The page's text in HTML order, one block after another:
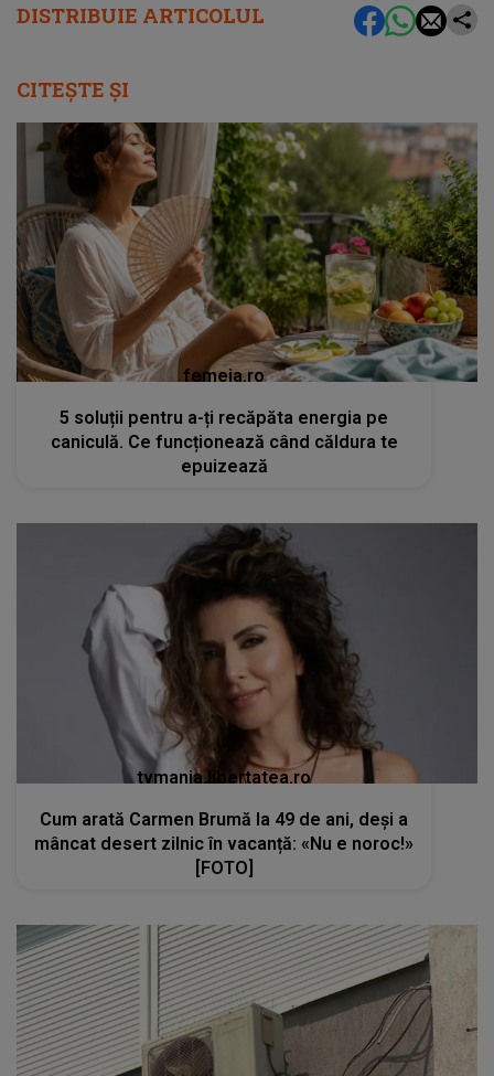
DISTRIBUIE ARTICOLUL
CITEȘTE ȘI
femeia.ro
5 soluții pentru a-ți recăpăta energia pe
caniculă. Ce funcționează când căldura te
epuizează
tvmania.libertatea.ro
Cum arată Carmen Brumă la 49 de ani, deși a
mâncat desert zilnic în vacanță: «Nu e noroc!»
[FOTO]